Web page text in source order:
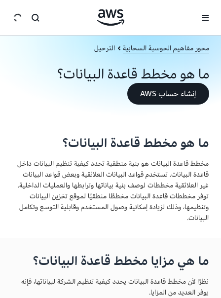
محور مفاهيم الحوسبة السحابية الترحيل
ما هو مخطط قاعدة البيانات؟
إنشاء حساب AWS
ما هو مخطط قاعدة البيانات؟
مخطط قاعدة البيانات هو بنية منطقية تحدد كيفية تنظيم البيانات داخل
قاعدة البيانات. تستخدم قواعد البيانات العلائقية وبعض قواعد البيانات
غير العلائقية مخططات لوصف بنية بياناتها وترابطها والعمليات الداخلية.
توفر مخططات قاعدة البيانات مخططًا منطقيًا لموقع تخزين البيانات
وتنظيمها، وذلك لزيادة إمكانية وصول المستخدم وقابلية التوسع وتكامل
البيانات.
ما هي مزايا مخطط قاعدة البيانات؟
نظرًا لأن مخطط قاعدة البيانات يحدد كيفية تنظيم الشركة لبياناتها، فإنه
يوفر العديد من المزايا.